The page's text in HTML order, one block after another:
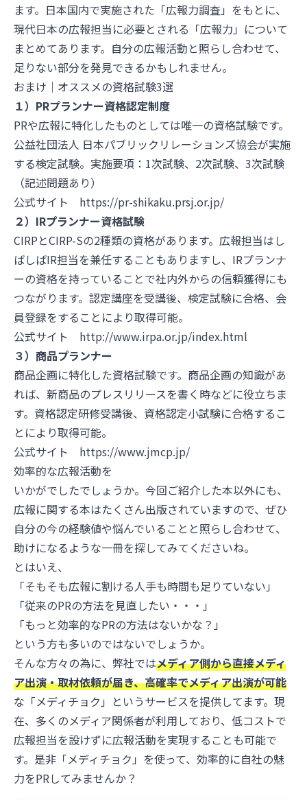
ます。日本国内で実施された「広報力調査」をもとに、
現代日本の広報担当に必要とされる「広報力」について
まとめてあります。自分の広報活動と照らし合わせて、
足りない部分を発見できるかもしれません。
おまけ｜オススメの資格試験3選
１）PRプランナー資格認定制度
PRや広報に特化したものとしては唯一の資格試験です。
公益社団法人 日本パブリックリレーションズ協会が実施
する検定試験。実施要項：1次試験、2次試験、3次試験
（記述問題あり）
公式サイト https://pr-shikaku.prsj.or.jp/
２）IRプランナー資格試験
CIRPとCIRP-Sの2種類の資格があります。広報担当はし
ばしばIR担当を兼任することもありますし、IRプランナ
ーの資格を持っていることで社内外からの信頼獲得にも
つながります。認定講座を受講後、検定試験に合格、会
員登録をすることにより取得可能。
公式サイト http://www.irpa.or.jp/index.html
３）商品プランナー
商品企画に特化した資格試験です。商品企画の知識があ
れば、新商品のプレスリリースを書く時などに役立ちま
す。資格認定研修受講後、資格認定小試験に合格するこ
とにより取得可能。
公式サイト https://www.jmcp.jp/
効率的な広報活動を
いかがでしたでしょうか。今回ご紹介した本以外にも、
広報に関する本はたくさん出版されていますので、ぜひ
自分の今の経験値や悩んでいることと照らし合わせて、
助けになるような一冊を探してみてくださいね。
とはいえ、
「そもそも広報に割ける人手も時間も足りていない」
「従来のPRの方法を見直したい・・・」
「もっと効率的なPRの方法はないかな？」
という方も多いのではないでしょうか。
そんな方々の為に、弊社ではメディア側から直接メディ
ア出演・取材依頼が届き、高確率でメディア出演が可能
な「メディチョク」というサービスを提供してます。現
在、多くのメディア関係者が利用しており、低コストで
広報担当を設けずに広報活動を実現することも可能で
す。是非「メディチョク」を使って、効率的に自社の魅
力をPRしてみませんか？